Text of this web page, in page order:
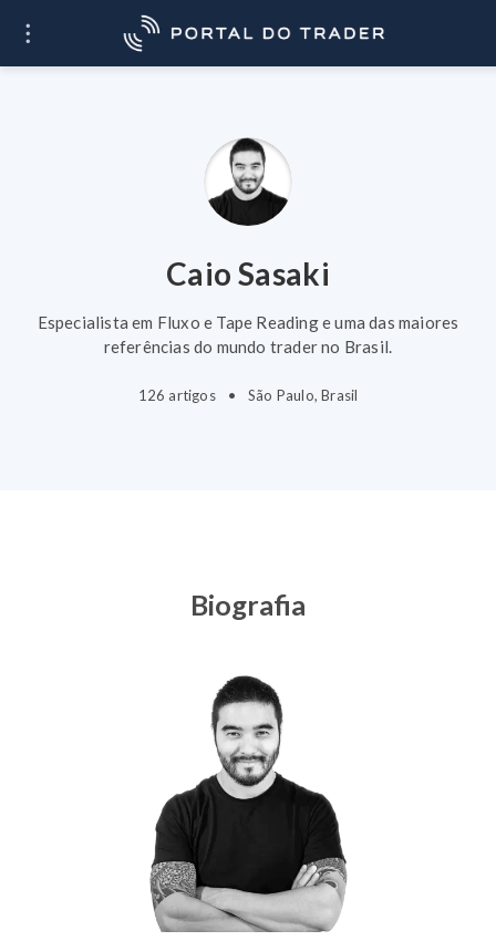
O que você quer
aprender?
Caio Sasaki
Especialista em Fluxo e Tape Reading e uma das maiores
referências do mundo trader no Brasil.
126 artigos • São Paulo, Brasil
Biografia